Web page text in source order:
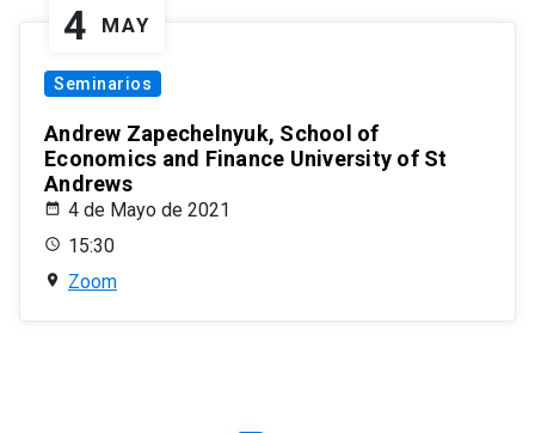
4 MAY
Seminarios
Andrew Zapechelnyuk, School of
Economics and Finance University of St
Andrews
4 de Mayo de 2021
15:30
Zoom